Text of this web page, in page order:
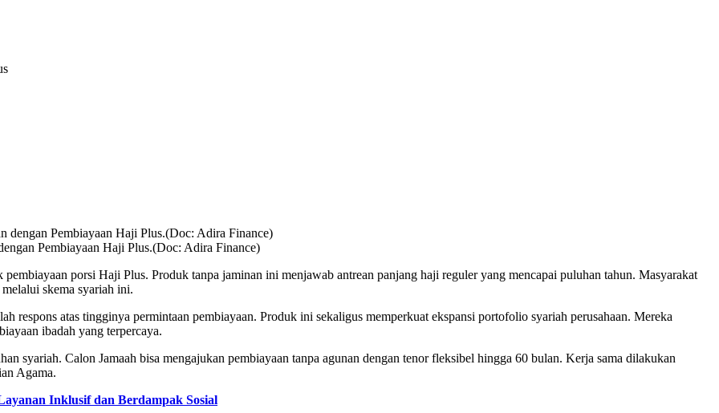
Pembiayaan Haji Plus.(Doc: Adira Finance)
porsi Haji Plus. Produk tanpa jaminan ini menjawab antrean panjang haji reguler yang mencapai puluhan tahun. Masyarakat
skema syariah ini.
respons atas tingginya permintaan pembiayaan. Produk ini sekaligus memperkuat ekspansi portofolio syariah perusahaan. Mereka
ibadah yang terpercaya.
syariah. Calon Jamaah bisa mengajukan pembiayaan tanpa agunan dengan tenor fleksibel hingga 60 bulan. Kerja sama dilakukan
Agama.
Inklusif dan Berdampak Sosial